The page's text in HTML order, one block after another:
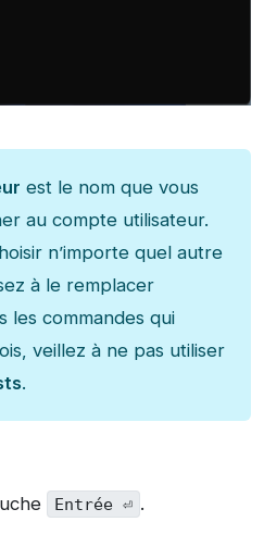
est le nom que vous
au compte utilisateur.
n’importe quel autre
à le remplacer
les commandes qui
veillez à ne pas utiliser
.
Entrée ⏎ .